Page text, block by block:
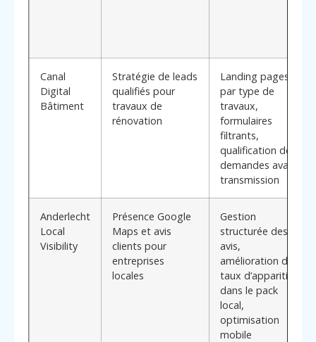
Canal
Digital
Bâtiment
Stratégie de leads
qualifiés pour
travaux de
rénovation
Landing pages
par type de
travaux,
formulaires
filtrants,
qualification des
demandes avant
transmission
Anderlecht
Local
Visibility
Présence Google
Maps et avis
clients pour
entreprises
locales
Gestion
structurée des
avis,
amélioration du
taux d’apparition
dans le pack
local,
optimisation
mobile